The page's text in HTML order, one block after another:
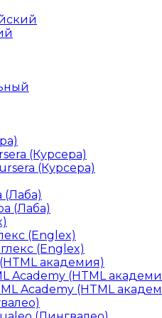
(Курсера)
(Курсера)
(Лаба)
(Лаба)
(Englex)
(Englex)
академия)
Academy (HTML
Academy (HTML